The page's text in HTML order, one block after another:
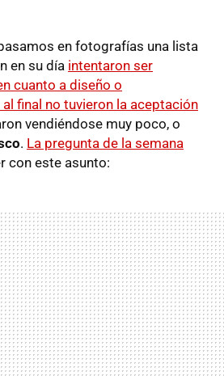
en fotografías una lista
en su día intentaron ser
cuanto a diseño o
final no tuvieron la aceptación
vendiéndose muy poco, o
. La pregunta de la semana
con este asunto: